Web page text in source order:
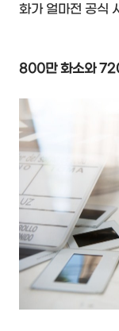
화가 얼마전 공식
800만 화소와